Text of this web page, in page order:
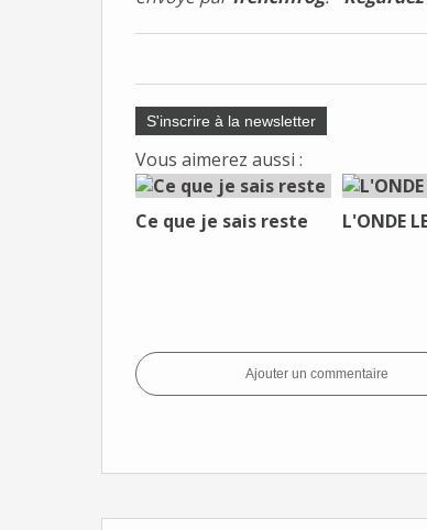
S'inscrire à la newsletter
Vous aimerez aussi :
Ce que je sais reste
L'ONDE
Ajouter un commentaire